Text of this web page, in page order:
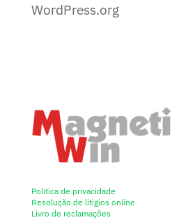
WordPress.org
Politica de privacidade
Resolução de litigios online
Livro de reclamações